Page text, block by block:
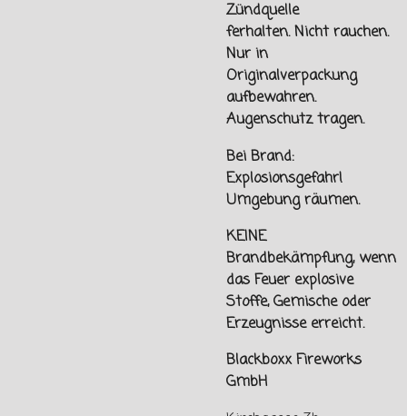
Zündquelle
ferhalten.Nicht rauchen.
Nur in
Originalverpackung
aufbewahren.
Augenschutz tragen.
Bei Brand:
Explosionsgefahr!
Umgebung räumen.
KEINE
Brandbekämpfung, wenn
das Feuer explosive
Stoffe, Gemische oder
Erzeugnisse erreicht.
Blackboxx Fireworks
GmbH